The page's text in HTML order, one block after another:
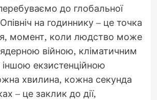
до глобальної
на годиннику – це точка
момент, коли людство може
ядерною війною, кліматичним
екзистенційною
хвилина, кожна секунда
– це заклик до дії,